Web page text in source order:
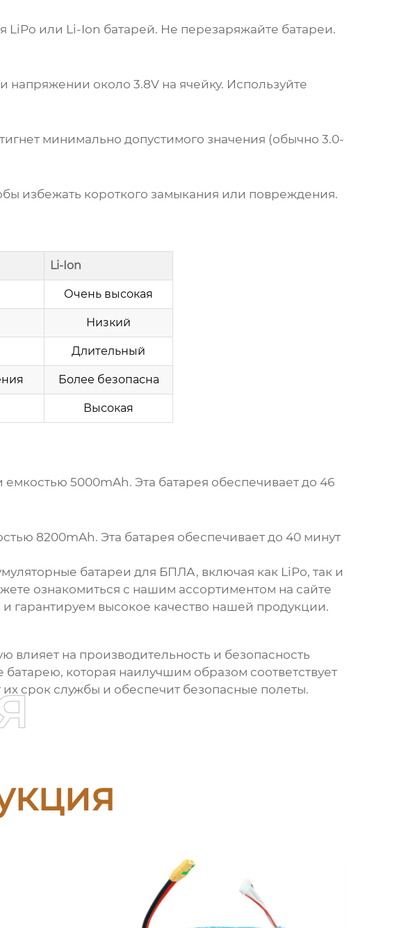
LiPo или Li-Ion батарей. Не перезаряжайте батареи.
напряжении около 3.8V на ячейку. Используйте
минимально допустимого значения (обычно 3.0-
избежать короткого замыкания или повреждения.
Li-Ion
Очень высокая
Низкий
Длительный
Более безопасна
Высокая
5000mAh. Эта батарея обеспечивает до 46
8200mAh. Эта батарея обеспечивает до 40 минут
батареи для БПЛА, включая как LiPo, так и
ознакомиться с нашим ассортиментом на сайте
гарантируем высокое качество нашей продукции.
влияет на производительность и безопасность
которая наилучшим образом соответствует
срок службы и обеспечит безопасные полеты.